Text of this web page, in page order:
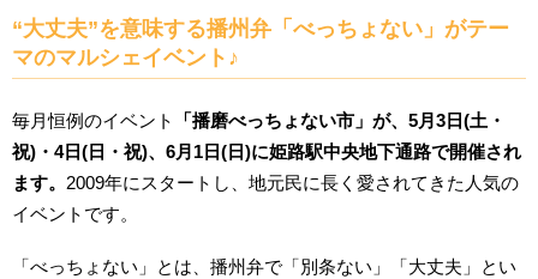
“大丈夫”を意味する播州弁「べっちょない」がテー
マのマルシェイベント♪
毎月恒例のイベント
「播磨べっちょない市」が、5月3日(土・
祝)・4日(日・祝)、6月1日(日)に姫路駅中央地下通路で開催され
ます。 2009年にスタートし、地元民に長く愛されてきた人気の
イベントです。
「べっちょない」とは、播州弁で「別条ない」「大丈夫」とい